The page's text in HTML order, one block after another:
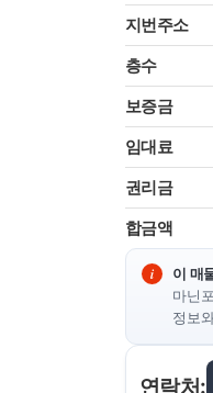
지번주소
층수
보증금
임대료
권리금
합금액
이 매
마닌
정보
연락처: